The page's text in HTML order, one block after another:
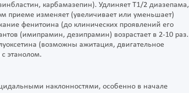
карбамазепин). Удлиняет Т1/2 диазепама,
приеме изменяет (увеличивает или уменьшает)
фенитоина (до клинических проявлений его
(имипрамин, дезипрамин) возрастает в 2-10 раз.
(возможны ажитация, двигательное
этанолом.
наклонностями, особенно в начале